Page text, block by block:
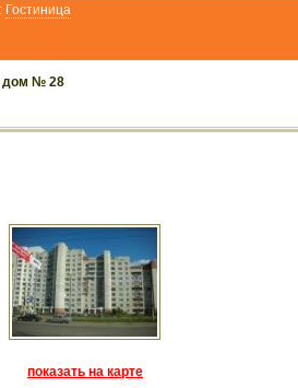
Гостиница
дом № 28
показать на карте